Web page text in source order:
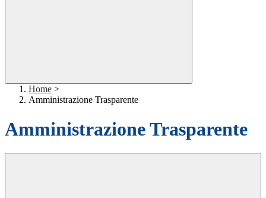
Home >
Amministrazione Trasparente
Amministrazione Trasparente